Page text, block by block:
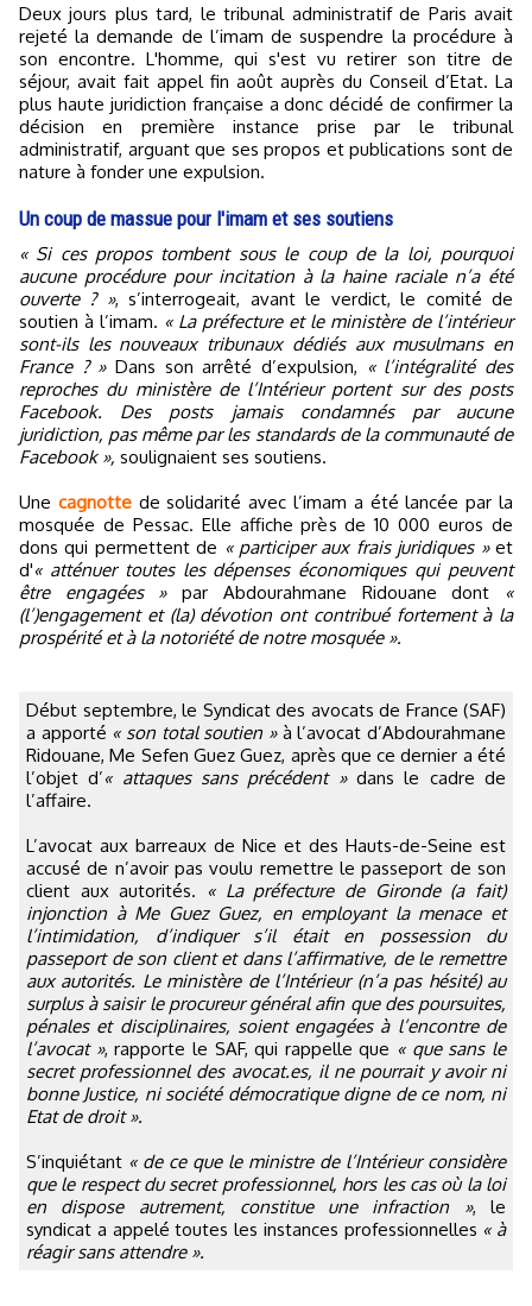
Deux jours plus tard, le tribunal administratif de Paris avait
rejeté la demande de l’imam de suspendre la procédure à
son encontre. L'homme, qui s'est vu retirer son titre de
séjour, avait fait appel fin août auprès du Conseil d’Etat. La
plus haute juridiction française a donc décidé de confirmer la
décision en première instance prise par le tribunal
administratif, arguant que ses propos et publications sont de
nature à fonder une expulsion.
Un coup de massue pour l'imam et ses soutiens
« Si ces propos tombent sous le coup de la loi, pourquoi
aucune procédure pour incitation à la haine raciale n’a été
ouverte ? », s’interrogeait, avant le verdict, le comité de
soutien à l’imam. « La préfecture et le ministère de l’intérieur
sont-ils les nouveaux tribunaux dédiés aux musulmans en
France ? »Dans son arrêté d’expulsion, « l’intégralité des
reproches du ministère de l’Intérieur portent sur des posts
Facebook. Des posts jamais condamnés par aucune
juridiction, pas même par les standards de la communauté de
Facebook », soulignaient ses soutiens.
Une cagnottede solidarité avec l’imam a été lancée par la
mosquée de Pessac. Elle affiche près de 10 000 euros de
dons qui permettent de « participer aux frais juridiques »et
d'« atténuer toutes les dépenses économiques qui peuvent
être engagées »par Abdourahmane Ridouane dont
«
(l’)engagement et (la) dévotion ont contribué fortement à la
prospérité et à la notoriété de notre mosquée ».
Début septembre, le Syndicat des avocats de France (SAF)
a apporté « son total soutien »à l’avocat d’Abdourahmane
Ridouane, Me Sefen Guez Guez, après que ce dernier a été
l’objet d’« attaques sans précédent »dans le cadre de
l’affaire.
L’avocat aux barreaux de Nice et des Hauts-de-Seine est
accusé de n’avoir pas voulu remettre le passeport de son
client aux autorités.
« La préfecture de Gironde (a fait)
injonction à Me Guez Guez, en employant la menace et
l’intimidation, d’indiquer s’il était en possession du
passeport de son client et dans l’affirmative, de le remettre
aux autorités. Le ministère de l’Intérieur (n’a pas hésité) au
surplus à saisir le procureur général afin que des poursuites,
pénales et disciplinaires, soient engagées à l’encontre de
l’avocat », rapporte le SAF, qui rappelle que « que sans le
secret professionnel des avocat.es, il ne pourrait y avoir ni
bonne Justice, ni société démocratique digne de ce nom, ni
Etat de droit ».
S’inquiétant « de ce que le ministre de l’Intérieur considère
que le respect du secret professionnel, hors les cas où la loi
en dispose autrement, constitue une infraction », le
syndicat a appelé toutes les instances professionnelles « à
réagir sans attendre ».